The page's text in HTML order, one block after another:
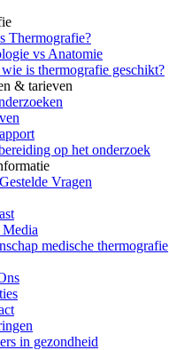
Thermografie?
vs Anatomie
is thermografie geschikt?
& tarieven
op het onderzoek
Vragen
medische thermografie
in gezondheid